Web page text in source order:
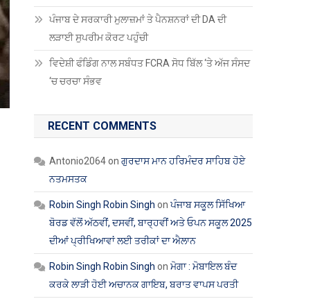
ਪੰਜਾਬ ਦੇ ਸਰਕਾਰੀ ਮੁਲਾਜ਼ਮਾਂ ਤੇ ਪੈਨਸ਼ਨਰਾਂ ਦੀ DA ਦੀ
ਲੜਾਈ ਸੁਪਰੀਮ ਕੋਰਟ ਪਹੁੰਚੀ
ਵਿਦੇਸ਼ੀ ਫੰਡਿੰਗ ਨਾਲ ਸਬੰਧਤ FCRA ਸੋਧ ਬਿੱਲ ‘ਤੇ ਅੱਜ ਸੰਸਦ
‘ਚ ਚਰਚਾ ਸੰਭਵ
RECENT COMMENTS
Antonio2064onਗੁਰਦਾਸ ਮਾਨ ਹਰਿਮੰਦਰ ਸਾਹਿਬ ਹੋਏ
ਨਤਮਸਤਕ
Robin Singh Robin Singh onਪੰਜਾਬ ਸਕੂਲ ਸਿੱਖਿਆ
ਬੋਰਡ ਵੱਲੋਂ ਅੱਠਵੀਂ, ਦਸਵੀਂ, ਬਾਰ੍ਹਵੀਂ ਅਤੇ ਓਪਨ ਸਕੂਲ 2025
ਦੀਆਂ ਪ੍ਰੀਖਿਆਵਾਂ ਲਈ ਤਰੀਕਾਂ ਦਾ ਐਲਾਨ
Robin Singh Robin Singh onਮੋਗਾ : ਮੋਬਾਇਲ ਬੰਦ
ਕਰਕੇ ਲਾੜੀ ਹੋਈ ਅਚਾਨਕ ਗਾਇਬ, ਬਰਾਤ ਵਾਪਸ ਪਰਤੀ